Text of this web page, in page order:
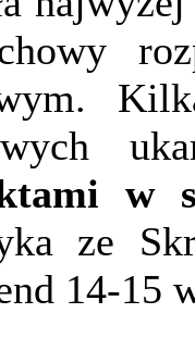
w
ze
14-15